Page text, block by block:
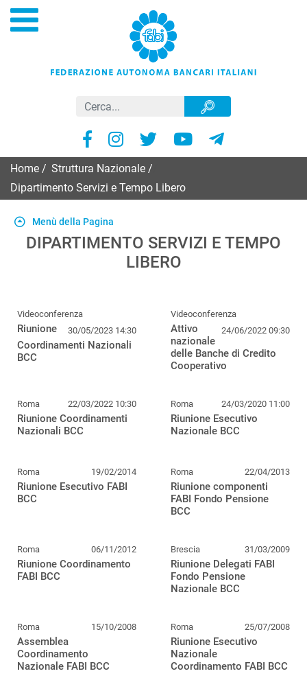
Home Struttura Nazionale
Dipartimento Servizi e Tempo Libero
Menù della Pagina
DIPARTIMENTO SERVIZI E TEMPO
LIBERO
Videoconferenza
30/05/2023 14:30
Riunione
Coordinamenti Nazionali
BCC
Videoconferenza
24/06/2022 09:30
Attivo
nazionale
delle Banche di Credito
Cooperativo
Roma 22/03/2022 10:30
Riunione Coordinamenti
Nazionali BCC
Roma 24/03/2020 11:00
Riunione Esecutivo
Nazionale BCC
Roma 19/02/2014
Riunione Esecutivo FABI
BCC
Roma 22/04/2013
Riunione componenti
FABI Fondo Pensione
BCC
Roma 06/11/2012
Riunione Coordinamento
FABI BCC
Brescia 31/03/2009
Riunione Delegati FABI
Fondo Pensione
Nazionale BCC
Roma 15/10/2008
Assemblea
Coordinamento
Nazionale FABI BCC
Roma 25/07/2008
Riunione Esecutivo
Nazionale
Coordinamento FABI BCC